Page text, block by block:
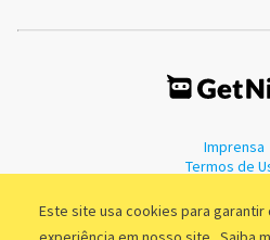
Este site usa cookies para
Imprensa
Termos de